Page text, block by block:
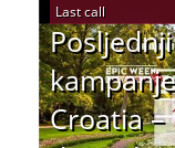
Croatia –
Last call